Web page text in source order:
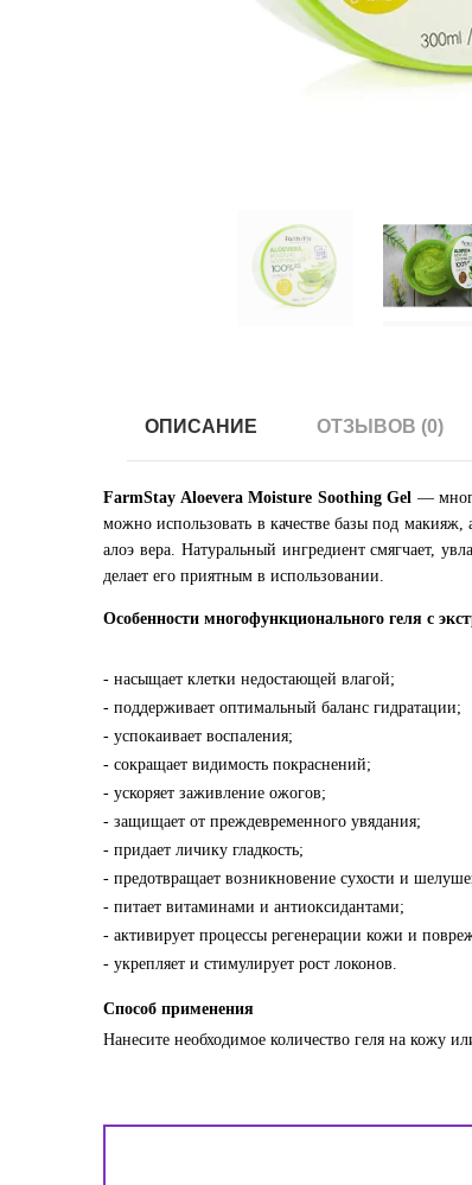
ОПИСАНИЕ ОТЗЫВОВ (0)
FarmStay Aloevera Moisture Soothing Gel —
можно использовать в качестве базы под
алоэ вера. Натуральный ингредиент смягчает,
делает его приятным в использовании.
Особенности многофункционального геля с
- насыщает клетки недостающей влагой;
- поддерживает оптимальный баланс гидратации;
- успокаивает воспаления;
- сокращает видимость покраснений;
- ускоряет заживление ожогов;
- защищает от преждевременного увядания;
- придает личику гладкость;
- предотвращает возникновение сухости и
- питает витаминами и антиоксидантами;
- активирует процессы регенерации кожи и
- укрепляет и стимулирует рост локонов.
Способ применения
Нанесите необходимое количество геля на кожу